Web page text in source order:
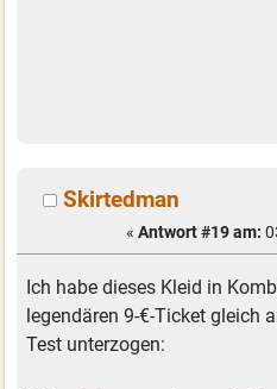
Skirtedman
« Antwort #19 am:
Ich habe dieses Kleid in
legendären 9-€-Ticket gleich
Test unterzogen: